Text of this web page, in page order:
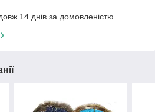
14 днів за домовленістю